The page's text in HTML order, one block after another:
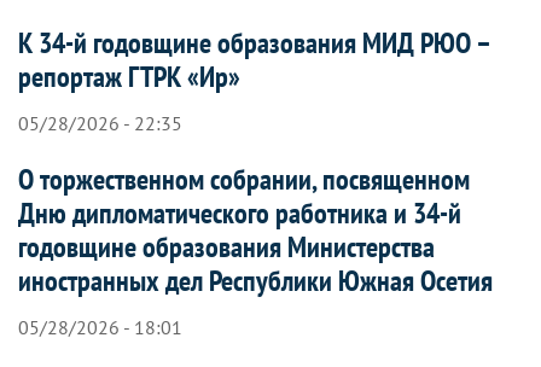
К 34-й годовщине образования МИД РЮО –
репортаж ГТРК «Ир»
05/28/2026 - 22:35
О торжественном собрании, посвященном
Дню дипломатического работника и 34-й
годовщине образования Министерства
иностранных дел Республики Южная Осетия
05/28/2026 - 18:01